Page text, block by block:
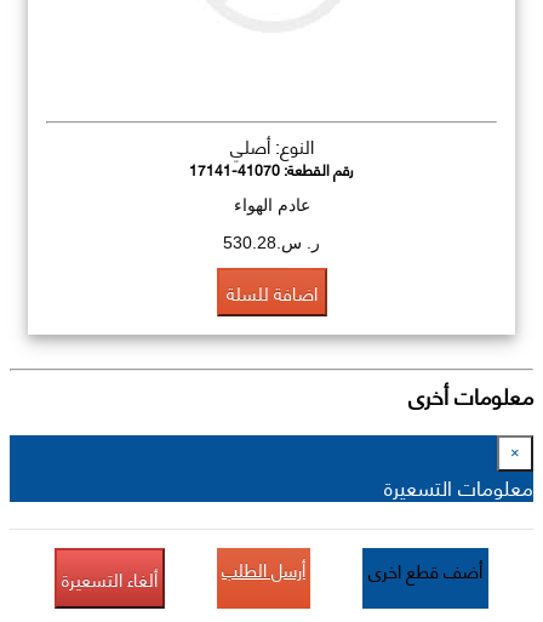
النوع: أصلي
رقم القطعة:17141-41070
عادم الهواء
ر. س.530.28
اضافة للسلة
معلومات أخرى
×
معلومات التسعيرة
أضف قطع اخرى أرسل الطلب ألغاء التسعيرة